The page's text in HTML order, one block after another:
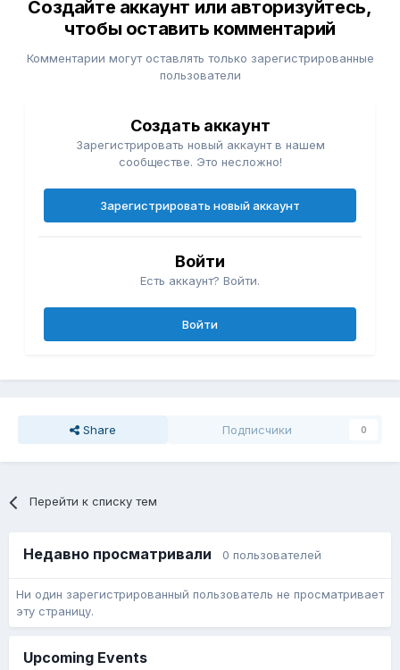
Создайте аккаунт или авторизуйтесь,
чтобы оставить комментарий
Комментарии могут оставлять только зарегистрированные
пользователи
Создать аккаунт
Зарегистрировать новый аккаунт в нашем
сообществе. Это несложно!
Зарегистрировать новый аккаунт
Войти
Есть аккаунт? Войти.
Войти
Share Подписчики 0
Перейти к списку тем
Недавно просматривали 0 пользователей
Ни один зарегистрированный пользователь не просматривает
эту страницу.
Upcoming Events